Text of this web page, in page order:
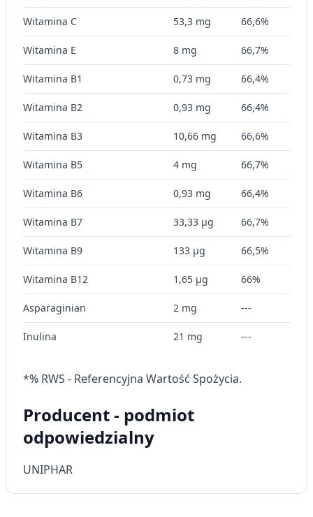
Witamina C 53,3 mg 66,6%
Witamina E 8 mg 66,7%
Witamina B1 0,73 mg 66,4%
Witamina B2 0,93 mg 66,4%
Witamina B3 10,66 mg 66,6%
Witamina B5 4 mg 66,7%
Witamina B6 0,93 mg 66,4%
Witamina B7 33,33 µg 66,7%
Witamina B9 133 µg 66,5%
Witamina B12 1,65 µg 66%
Asparaginian 2 mg ---
Inulina 21 mg ---
*% RWS - Referencyjna Wartość Spożycia.
Producent - podmiot
odpowiedzialny
UNIPHAR
Użycie dokładnych danych
geolokalizacyjnych
Identyfikowanie urządzeń na podstawie
Cele przetwarzania inne niż IAB:
Niezbędne
Wydajność (Performance)
Reklama / śledzenie